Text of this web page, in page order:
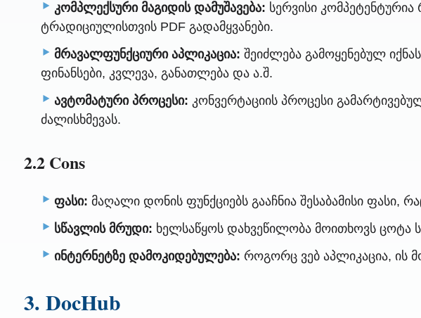
კომპლექსური მაგიდის დამუშავება: სერვისი
ტრადიციულისთვის PDF გადამყვანები.
მრავალფუნქციური აპლიკაცია: შეიძლება გამოყენებულ
ფინანსები, კვლევა, განათლება და ა.შ.
ავტომატური პროცესი: კონვერტაციის პროცესი
ძალისხმევას.
2.2 Cons
ფასი: მაღალი დონის ფუნქციებს გააჩნია შესაბამისი ფასი,
სწავლის მრუდი: ხელსაწყოს დახვეწილობა მოითხოვს ცოტა
ინტერნეტზე დამოკიდებულება: როგორც ვებ აპლიკაცია, ის
3. DocHub